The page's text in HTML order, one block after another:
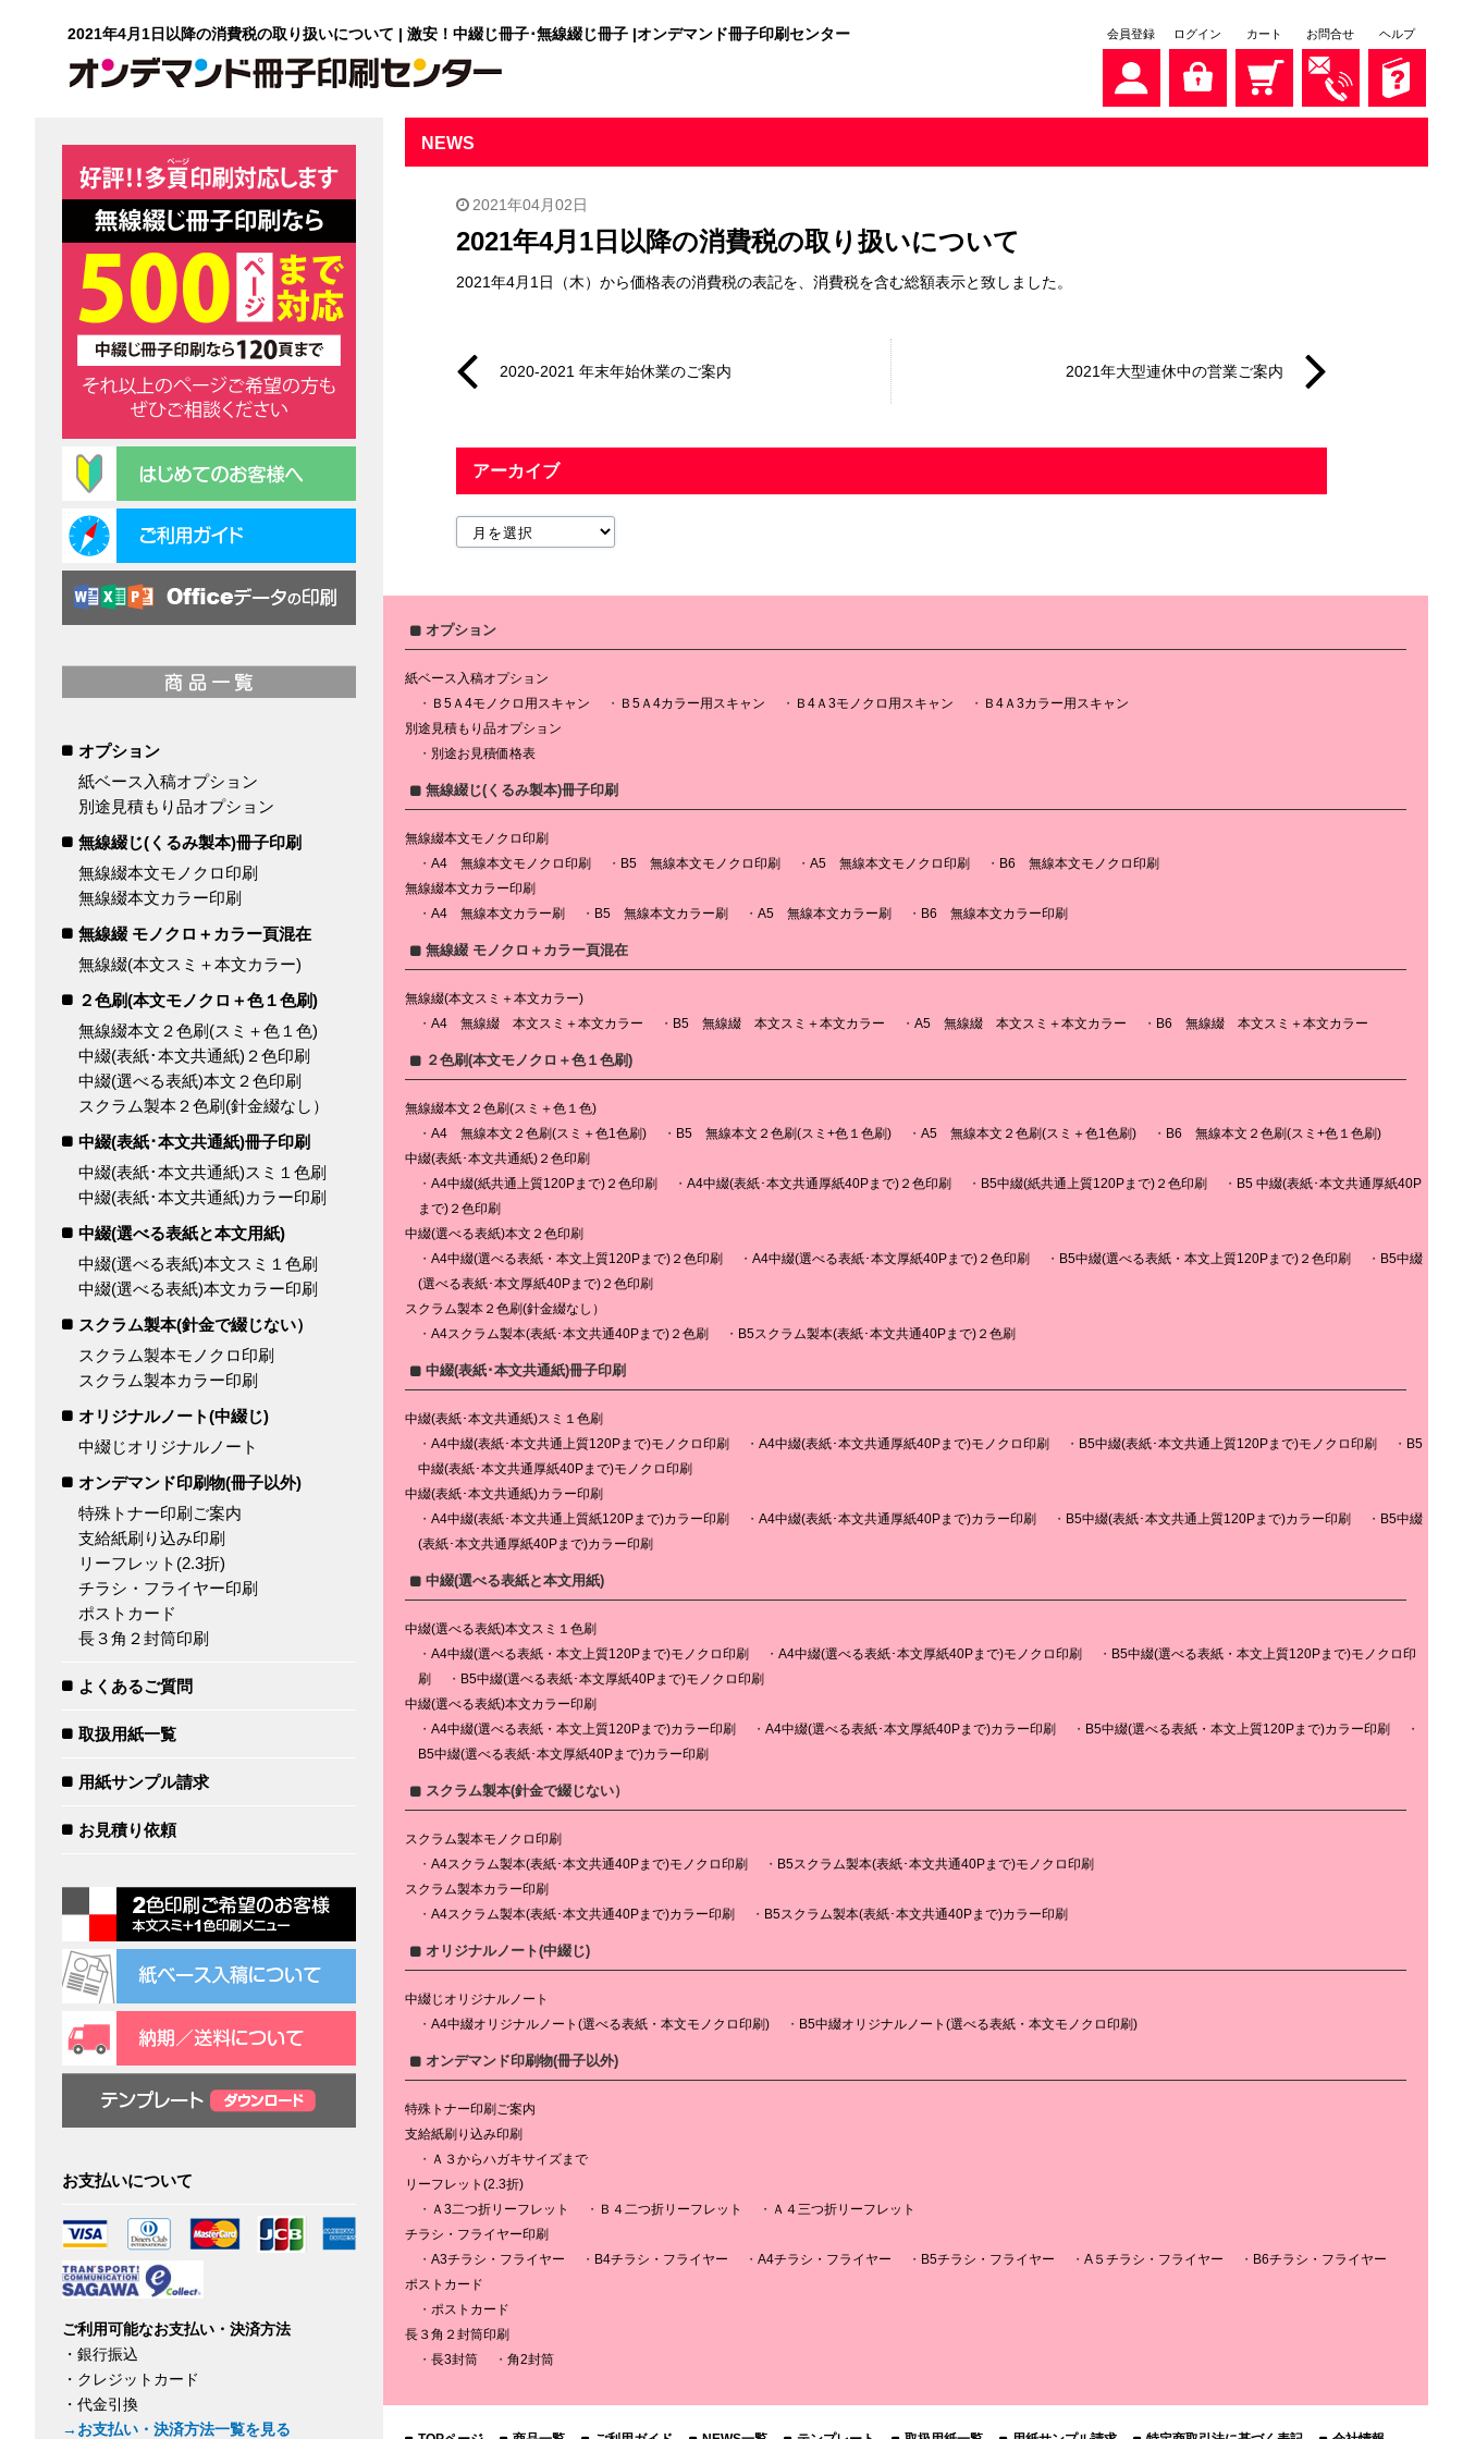
2021年4月1日以降の消費税の取り扱いについて | 激安！中綴じ冊子･無線綴じ冊子 |オンデマンド冊子印刷センター 会員登録 ログイン カート お問合せ ヘルプ
オプション
紙ベース入稿オプション
別途見積もり品オプション
無線綴じ(くるみ製本)冊子印刷
無線綴本文モノクロ印刷
無線綴本文カラー印刷
無線綴 モノクロ＋カラー頁混在
無線綴(本文スミ＋本文カラー)
２色刷(本文モノクロ＋色１色刷)
無線綴本文２色刷(スミ＋色１色)
中綴(表紙･本文共通紙)２色印刷
中綴(選べる表紙)本文２色印刷
スクラム製本２色刷(針金綴なし）
中綴(表紙･本文共通紙)冊子印刷
中綴(表紙･本文共通紙)スミ１色刷
中綴(表紙･本文共通紙)カラー印刷
中綴(選べる表紙と本文用紙)
中綴(選べる表紙)本文スミ１色刷
中綴(選べる表紙)本文カラー印刷
スクラム製本(針金で綴じない）
スクラム製本モノクロ印刷
スクラム製本カラー印刷
オリジナルノート(中綴じ)
中綴じオリジナルノート
オンデマンド印刷物(冊子以外)
特殊トナー印刷ご案内
支給紙刷り込み印刷
リーフレット(2.3折)
チラシ・フライヤー印刷
ポストカード
長３角２封筒印刷
よくあるご質問
取扱用紙一覧
用紙サンプル請求
お見積り依頼
お支払いについて
ご利用可能なお支払い・決済方法
・銀行振込
・クレジットカード
・代金引換
→お支払い・決済方法一覧を見る
NEWS
2021年04月02日
2021年4月1日以降の消費税の取り扱いについて
2021年4月1日（木）から価格表の消費税の表記を、消費税を含む総額表示と致しました。
2020-2021 年末年始休業のご案内 2021年大型連休中の営業ご案内
アーカイブ
オプション
紙ベース入稿オプション
Ｂ5Ａ4モノクロ用スキャン
Ｂ5Ａ4カラー用スキャン Ｂ4Ａ3モノクロ用スキャン
Ｂ4Ａ3カラー用スキャン
別途見積もり品オプション
別途お見積価格表
無線綴じ(くるみ製本)冊子印刷
無線綴本文モノクロ印刷
A4 無線本文モノクロ印刷
B5 無線本文モノクロ印刷 A5 無線本文モノクロ印刷
B6 無線本文モノクロ印刷
無線綴本文カラー印刷
A4 無線本文カラー刷
B5 無線本文カラー刷 A5 無線本文カラー刷 B6 無線本文カラー印刷
無線綴 モノクロ＋カラー頁混在
無線綴(本文スミ＋本文カラー)
A4 無線綴 本文スミ＋本文カラー
B5 無線綴 本文スミ＋本文カラー A5 無線綴 本文スミ＋本文カラー B6 無線綴 本文スミ＋本文カラー
２色刷(本文モノクロ＋色１色刷)
無線綴本文２色刷(スミ＋色１色)
A4 無線本文２色刷(スミ＋色1色刷)
B5 無線本文２色刷(スミ+色１色刷) A5 無線本文２色刷(スミ＋色1色刷)
B6 無線本文２色刷(スミ+色１色刷)
中綴(表紙･本文共通紙)２色印刷
A4中綴(紙共通上質120Pまで)２色印刷
A4中綴(表紙･本文共通厚紙40Pまで)２色印刷 B5中綴(紙共通上質120Pまで)２色印刷
B5 中綴(表紙･本文共通厚紙40P
まで)２色印刷
中綴(選べる表紙)本文２色印刷
A4中綴(選べる表紙・本文上質120Pまで)２色印刷
A4中綴(選べる表紙･本文厚紙40Pまで)２色印刷 B5中綴(選べる表紙・本文上質120Pまで)２色印刷
B5中綴
(選べる表紙･本文厚紙40Pまで)２色印刷
スクラム製本２色刷(針金綴なし）
A4スクラム製本(表紙･本文共通40Pまで)２色刷
B5スクラム製本(表紙･本文共通40Pまで)２色刷
中綴(表紙･本文共通紙)冊子印刷
中綴(表紙･本文共通紙)スミ１色刷
A4中綴(表紙･本文共通上質120Pまで)モノクロ印刷
A4中綴(表紙･本文共通厚紙40Pまで)モノクロ印刷 B5中綴(表紙･本文共通上質120Pまで)モノクロ印刷
B5
中綴(表紙･本文共通厚紙40Pまで)モノクロ印刷
中綴(表紙･本文共通紙)カラー印刷
A4中綴(表紙･本文共通上質紙120Pまで)カラー印刷
A4中綴(表紙･本文共通厚紙40Pまで)カラー印刷 B5中綴(表紙･本文共通上質120Pまで)カラー印刷
B5中綴
(表紙･本文共通厚紙40Pまで)カラー印刷
中綴(選べる表紙と本文用紙)
中綴(選べる表紙)本文スミ１色刷
A4中綴(選べる表紙・本文上質120Pまで)モノクロ印刷
A4中綴(選べる表紙･本文厚紙40Pまで)モノクロ印刷
B5中綴(選べる表紙・本文上質120Pまで)モノクロ印
刷
B5中綴(選べる表紙･本文厚紙40Pまで)モノクロ印刷
中綴(選べる表紙)本文カラー印刷
A4中綴(選べる表紙・本文上質120Pまで)カラー印刷
A4中綴(選べる表紙･本文厚紙40Pまで)カラー印刷
B5中綴(選べる表紙・本文上質120Pまで)カラー印刷
B5中綴(選べる表紙･本文厚紙40Pまで)カラー印刷
スクラム製本(針金で綴じない）
スクラム製本モノクロ印刷
A4スクラム製本(表紙･本文共通40Pまで)モノクロ印刷
B5スクラム製本(表紙･本文共通40Pまで)モノクロ印刷
スクラム製本カラー印刷
A4スクラム製本(表紙･本文共通40Pまで)カラー印刷
B5スクラム製本(表紙･本文共通40Pまで)カラー印刷
オリジナルノート(中綴じ)
中綴じオリジナルノート
A4中綴オリジナルノート(選べる表紙・本文モノクロ印刷)
B5中綴オリジナルノート(選べる表紙・本文モノクロ印刷)
オンデマンド印刷物(冊子以外)
特殊トナー印刷ご案内
支給紙刷り込み印刷
Ａ３からハガキサイズまで
リーフレット(2.3折)
Ａ3二つ折リーフレット
Ｂ４二つ折リーフレット
Ａ４三つ折リーフレット
チラシ・フライヤー印刷
A3チラシ・フライヤー
B4チラシ・フライヤー A4チラシ・フライヤー B5チラシ・フライヤー A５チラシ・フライヤー
B6チラシ・フライヤー
ポストカード
ポストカード
長３角２封筒印刷
長3封筒
角2封筒